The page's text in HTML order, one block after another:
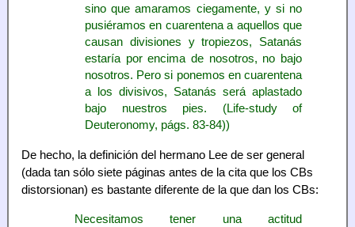
sino que amaramos ciegamente, y si no
pusiéramos en cuarentena a aquellos que
causan divisiones y tropiezos, Satanás
estaría por encima de nosotros, no bajo
nosotros. Pero si ponemos en cuarentena
a los divisivos, Satanás será aplastado
bajo nuestros pies. (Life-study of
Deuteronomy, págs. 83-84))
De hecho, la definición del hermano Lee de ser general
(dada tan sólo siete páginas antes de la cita que los CBs
distorsionan) es bastante diferente de la que dan los CBs:
Necesitamos tener una actitud